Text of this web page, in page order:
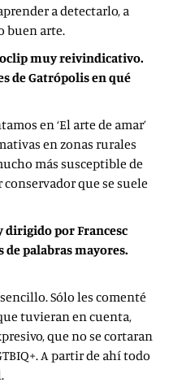
a detectarlo, a
buen arte.
muy reivindicativo.
de Gatrópolis en qué
en ‘El arte de amar’
en zonas rurales
más susceptible de
que se suele
dirigido por Francesc
de palabras mayores.
Sólo les comenté
tuvieran en cuenta,
que no se cortaran
A partir de ahí todo